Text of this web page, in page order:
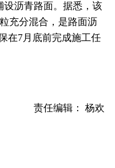
设沥青路面。据悉，该
充分混合，是路面沥
在7月底前完成施工任
责任编辑： 杨欢